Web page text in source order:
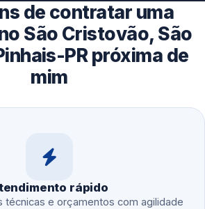
de contratar uma
São Cristovão, São
PR próxima de
mim
rápido
técnicas e orçamentos com agilidade